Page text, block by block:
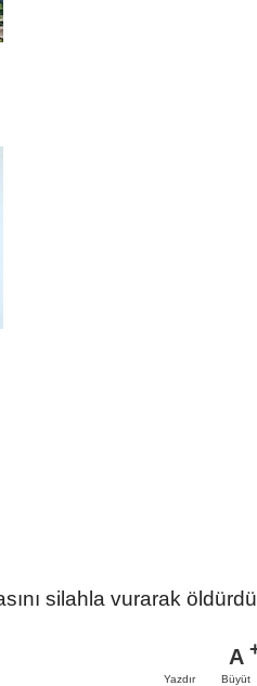
silahla vurarak öldürdü
Yazdır
A
Büyüt